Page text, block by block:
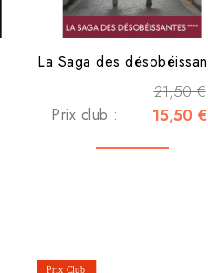
21,50 €
Prix club : 15,50 €